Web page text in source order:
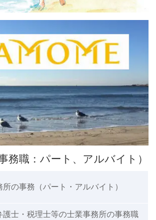
務職：パート、アルバイト）
の事務（パート・アルバイト）
護士・税理士等の士業事務所の事務職